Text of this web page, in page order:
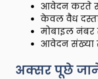
आवेदन करते
केवल वैध
मोबाइल नंबर
आवेदन संख्या
अक्सर पूछे जाने